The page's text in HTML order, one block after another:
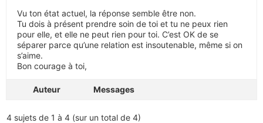
Vu ton état actuel, la réponse semble être non.
Tu dois à présent prendre soin de toi et tu ne peux rien
pour elle, et elle ne peut rien pour toi. C’est OK de se
séparer parce qu’une relation est insoutenable, même si on
s’aime.
Bon courage à toi,
Auteur Messages
4 sujets de 1 à 4 (sur un total de 4)